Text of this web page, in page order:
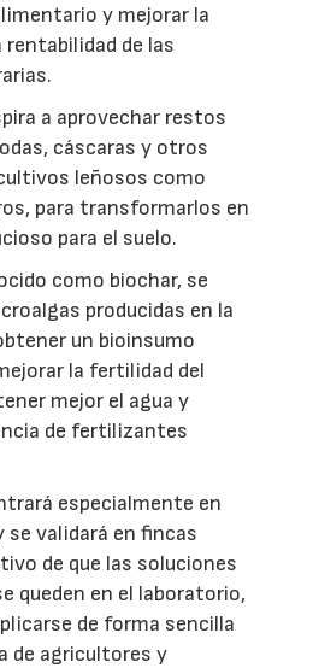
y mejorar la
de las
a aprovechar restos
cáscaras y otros
leñosos como
para transformarlos en
para el suelo.
como biochar, se
producidas en la
un bioinsumo
la fertilidad del
mejor el agua y
de fertilizantes
especialmente en
validará en fincas
de que las soluciones
queden en el laboratorio,
de forma sencilla
de agricultores y